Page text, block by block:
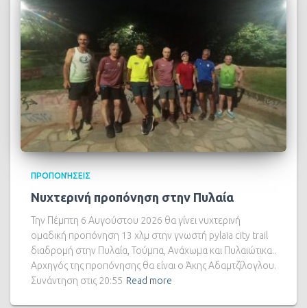
ΠΡΟΠΟΝΉΣΕΙΣ
Νυχτερινή προπόνηση στην Πυλαία
Την Πέμπτη 6 Αυγούστου 2026 θα γίνει νυχτερινή
ομαδική προπόνηση 13 χλμ στην γνωστή pylaia city trail
διαδρομή στην Πυλαία, Τούμπα, Ανάχωμα και Πυλαιώτικα..
Αρχηγός της προπόνησης θα είναι ο Άκης Αδαμτζίλογλου.
Συνάντηση στις 20:55 Read more